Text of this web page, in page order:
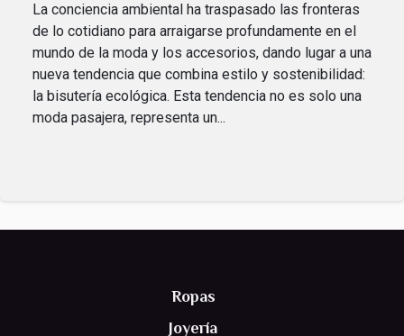
La conciencia ambiental ha traspasado las fronteras
de lo cotidiano para arraigarse profundamente en el
mundo de la moda y los accesorios, dando lugar a una
nueva tendencia que combina estilo y sostenibilidad:
la bisutería ecológica. Esta tendencia no es solo una
moda pasajera, representa un...
Ropas
Joyería